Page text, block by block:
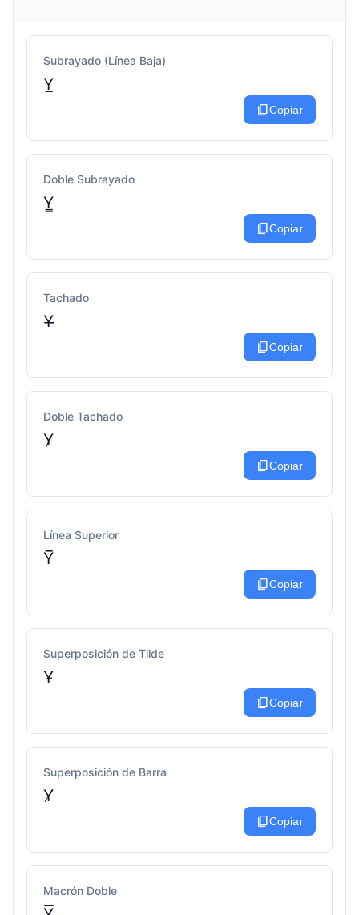
Subrayado (Línea Baja)
Y̲
content_copyCopiar
Doble Subrayado
Y̳
content_copyCopiar
Tachado
Y̶
content_copyCopiar
Doble Tachado
Y̷
content_copyCopiar
Línea Superior
Y̅
content_copyCopiar
Superposición de Tilde
Y̴
content_copyCopiar
Superposición de Barra
Y̸
content_copyCopiar
Macrón Doble